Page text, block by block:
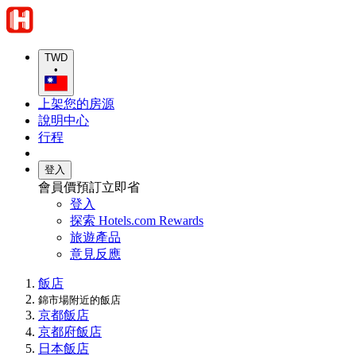
TWD
•
上架您的房源
說明中心
行程
登入
會員價預訂立即省
登入
探索 Hotels.com Rewards
旅遊產品
意見反應
飯店
錦市場附近的飯店
京都飯店
京都府飯店
日本飯店